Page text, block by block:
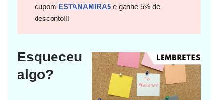
cupom ESTANAMIRA5e ganhe 5% de
desconto!!!
Esqueceu
algo?